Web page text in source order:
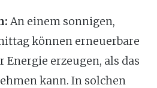
An einem sonnigen,
können erneuerbare
erzeugen, als das
kann. In solchen